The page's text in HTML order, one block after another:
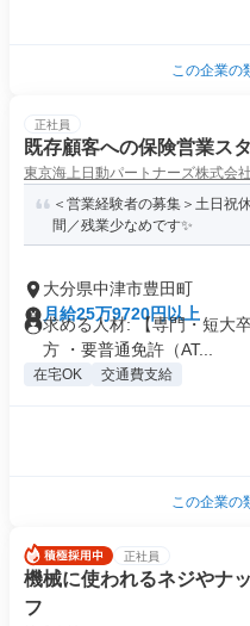
この企業の
正社員
既存顧客への保険営業ス
東京海上日動パートナーズ株式会社
＜営業経験者の募集＞土日祝
間／残業少なめです✨
大分県中津市豊田町
月給25万9720円以上
求める人材: 【専門・短大
方 ・要普通免許（AT...
在宅OK 交通費支給
この企業の
正社員
機械に使われるネジやナ
フ